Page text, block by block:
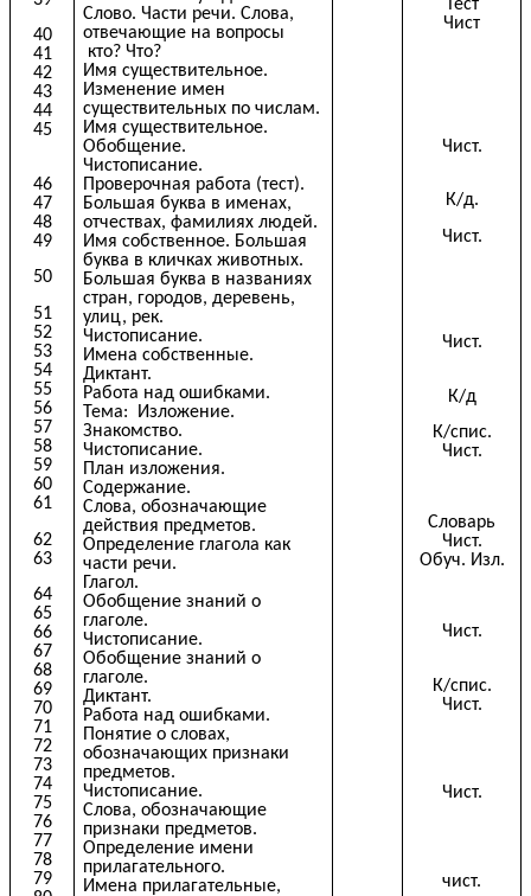
40
41
42
43
44
45
46
47
48
49
50
51
52
53
54
55
56
57
58
59
60
61
62
63
64
65
66
67
68
69
70
71
72
73
74
75
76
77
78
79
Слово. Части речи. Слова,
отвечающие на вопросы
кто? Что?
Имя существительное.
Изменение имен
существительных по числам.
Имя существительное.
Обобщение.
Чистописание.
Проверочная работа (тест).
Большая буква в именах,
отчествах, фамилиях людей.
Имя собственное. Большая
буква в кличках животных.
Большая буква в названиях
стран, городов, деревень,
улиц, рек.
Чистописание.
Имена собственные.
Диктант.
Работа над ошибками.
Тема: Изложение.
Знакомство.
Чистописание.
План изложения.
Содержание.
Слова, обозначающие
действия предметов.
Определение глагола как
части речи.
Глагол.
Обобщение знаний о
глаголе.
Чистописание.
Обобщение знаний о
глаголе.
Диктант.
Работа над ошибками.
Понятие о словах,
обозначающих признаки
предметов.
Чистописание.
Слова, обозначающие
признаки предметов.
Определение имени
прилагательного.
Имена прилагательные,
Тест
Чист
Чист.
К/д.
Чист.
Чист.
К/д
К/спис.
Чист.
Словарь
Чист.
Обуч. Изл.
Чист.
К/спис.
Чист.
Чист.
чист.